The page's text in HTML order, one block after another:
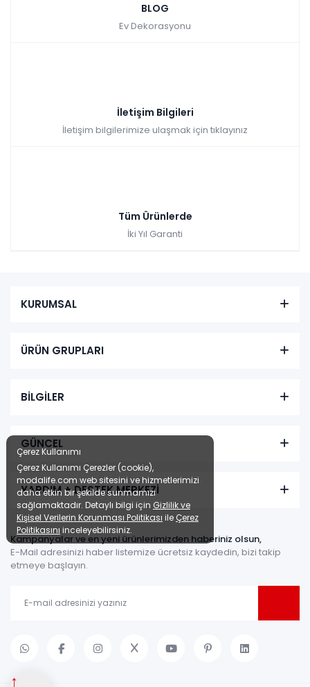
↑
BLOG
Ev Dekorasyonu
İletişim Bilgileri
İletişim bilgilerimize ulaşmak için tıklayınız
Tüm Ürünlerde
İki Yıl Garanti
KURUMSAL
ÜRÜN GRUPLARI
BİLGİLER
GÜNCEL
YARDIM + DESTEK MERKEZİ
Kampanyalar ve en yeni ürünlerimizden haberiniz olsun,
E-Mail adresinizi haber listemize ücretsiz kaydedin, bizi takip
etmeye başlayın.
Çerez Kullanımı
Çerez Kullanımı Çerezler (cookie),
modalife.com web sitesini ve hizmetlerimizi
daha etkin bir şekilde sunmamızı
sağlamaktadır. Detaylı bilgi için Gizlilik ve
Kişisel Verilerin Korunması Politikası ile Çerez
Politikasını inceleyebilirsiniz.